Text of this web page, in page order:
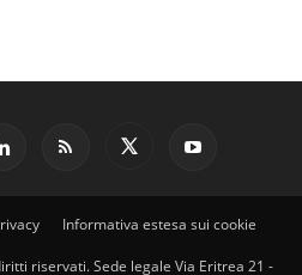
Informativa estesa sui cookie
riservati. Sede legale Via Eritrea 21 -